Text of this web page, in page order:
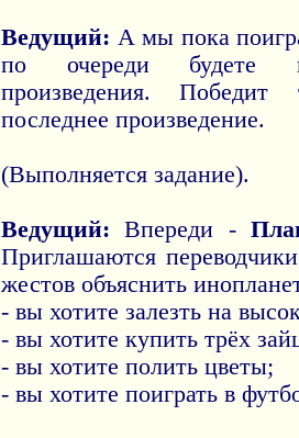
Ведущий: А мы пока
по очереди будете
произведения.
последнее произведение.
(Выполняется задание).
Ведущий: Впереди -
Приглашаются
жестов объяснить
- вы хотите залезть на
- вы хотите купить трёх
- вы хотите полить цветы;
- вы хотите поиграть в